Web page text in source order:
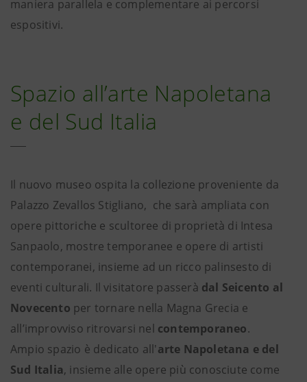
maniera parallela e complementare ai percorsi
espositivi.
Spazio all’arte Napoletana
e del Sud Italia
Il nuovo museo ospita la collezione proveniente da
Palazzo Zevallos Stigliano, che sarà ampliata con
opere pittoriche e scultoree di proprietà di Intesa
Sanpaolo, mostre temporanee e opere di artisti
contemporanei, insieme ad un ricco palinsesto di
eventi culturali. Il visitatore passerà dal Seicento al
Novecento per tornare nella Magna Grecia e
all’improvviso ritrovarsi nel contemporaneo.
Ampio spazio è dedicato all'arte Napoletana e del
Sud Italia, insieme alle opere più conosciute come